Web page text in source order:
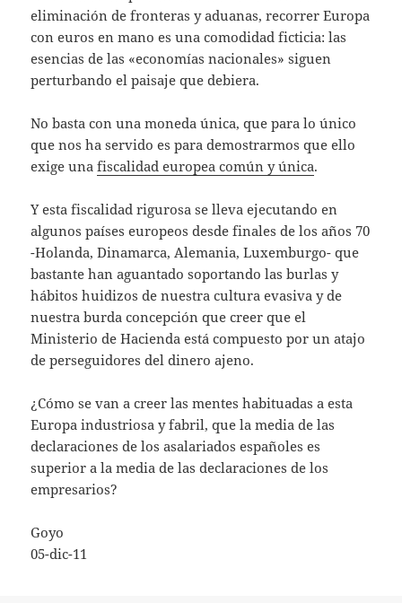
eliminación de fronteras y aduanas, recorrer Europa
con euros en mano es una comodidad ficticia: las
esencias de las «economías nacionales» siguen
perturbando el paisaje que debiera.
No basta con una moneda única, que para lo único
que nos ha servido es para demostrarmos que ello
exige unafiscalidad europea común y única.
Y esta fiscalidad rigurosa se lleva ejecutando en
algunos países europeos desde finales de los años 70
-Holanda, Dinamarca, Alemania, Luxemburgo- que
bastante han aguantado soportando las burlas y
hábitos huidizos de nuestra cultura evasiva y de
nuestra burda concepción que creer que el
Ministerio de Hacienda está compuesto por un atajo
de perseguidores del dinero ajeno.
¿Cómo se van a creer las mentes habituadas a esta
Europa industriosa y fabril, que la media de las
declaraciones de los asalariados españoles es
superior a la media de las declaraciones de los
empresarios?
Goyo
05-dic-11